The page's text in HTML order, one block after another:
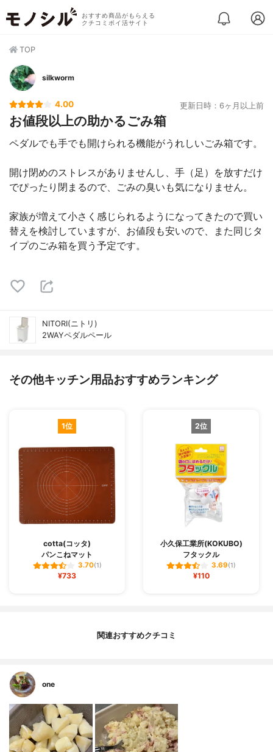
おすすめ商品がもらえる
クチコミポイ活サイト
TOP
silkworm
4.00 更新日時：6ヶ月以上前
お値段以上の助かるごみ箱
ペダルでも手でも開けられる機能がうれしいごみ箱です。
開け閉めのストレスがありませんし、手（足）を放すだけ
でぴったり閉まるので、ごみの臭いも気になりません。
家族が増えて小さく感じられるようになってきたので買い
替えを検討していますが、お値段も安いので、また同じタ
イプのごみ箱を買う予定です。
NITORI(ニトリ)
2WAYペダルペール
その他キッチン用品おすすめランキング
1位
cotta(コッタ)
パンこねマット
3.70(1)
¥733
2位
小久保工業所(KOKUBO)
フタックル
3.69(1)
¥110
関連おすすめクチコミ
one